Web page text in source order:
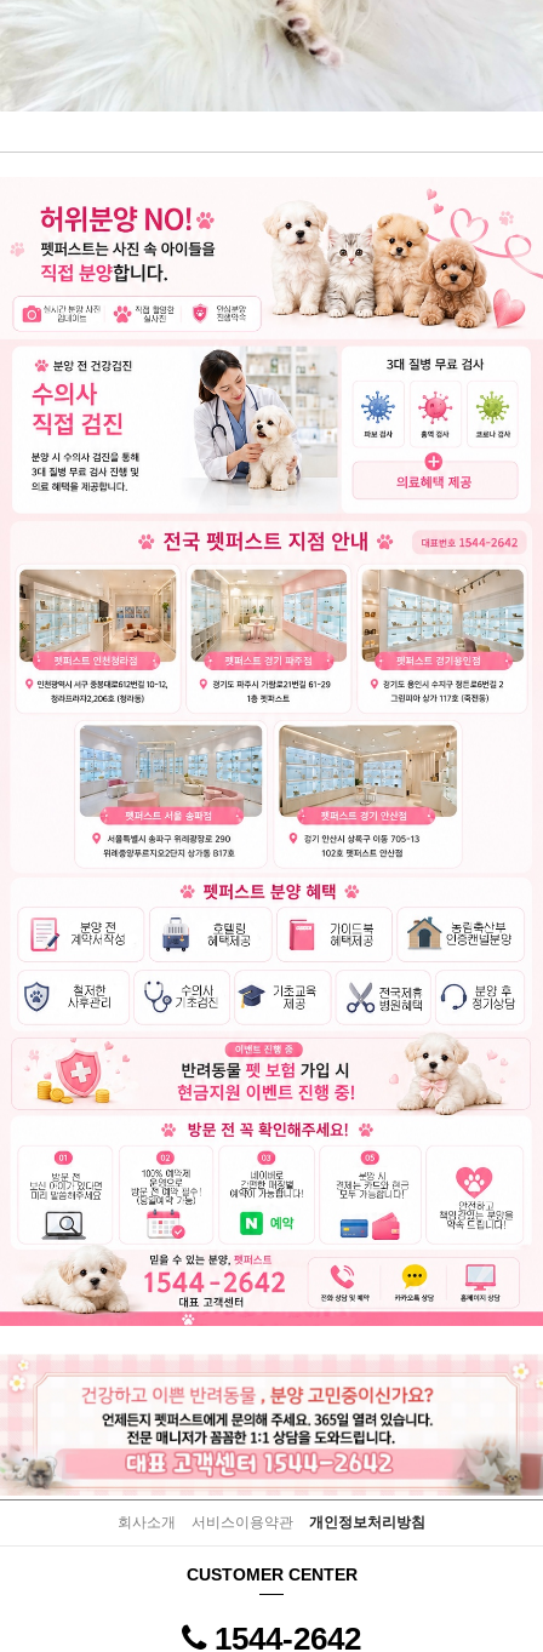
회사소개 서비스이용약관 개인정보처리방침
CUSTOMER CENTER
1544-2642